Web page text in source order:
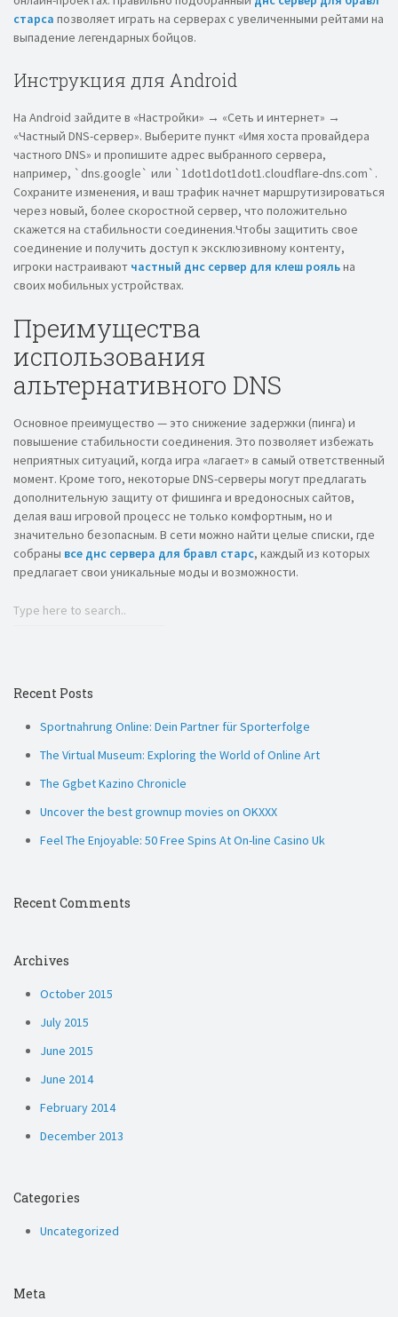
старса позволяет играть на серверах с увеличенными рейтами на
выпадение легендарных бойцов.
Инструкция для Android
На Android зайдите в «Настройки» → «Сеть и интернет» →
«Частный DNS-сервер». Выберите пункт «Имя хоста провайдера
частного DNS» и пропишите адрес выбранного сервера,
например, `dns.google` или `1dot1dot1dot1.cloudflare-dns.com`.
Сохраните изменения, и ваш трафик начнет маршрутизироваться
через новый, более скоростной сервер, что положительно
скажется на стабильности соединения.Чтобы защитить свое
соединение и получить доступ к эксклюзивному контенту,
игроки настраивают частный днс сервер для клеш рояльна
своих мобильных устройствах.
Преимущества
использования
альтернативного DNS
Основное преимущество — это снижение задержки (пинга) и
повышение стабильности соединения. Это позволяет избежать
неприятных ситуаций, когда игра «лагает» в самый ответственный
момент. Кроме того, некоторые DNS-серверы могут предлагать
дополнительную защиту от фишинга и вредоносных сайтов,
делая ваш игровой процесс не только комфортным, но и
значительно безопасным. В сети можно найти целые списки, где
собраны все днс сервера для бравл старс, каждый из которых
предлагает свои уникальные моды и возможности.
Recent Posts
Sportnahrung Online: Dein Partner für Sporterfolge
The Virtual Museum: Exploring the World of Online Art
The Ggbet Kazino Chronicle
Uncover the best grownup movies on OKXXX
Feel The Enjoyable: 50 Free Spins At On-line Casino Uk
Recent Comments
Archives
October 2015
July 2015
June 2015
June 2014
February 2014
December 2013
Categories
Uncategorized
Meta